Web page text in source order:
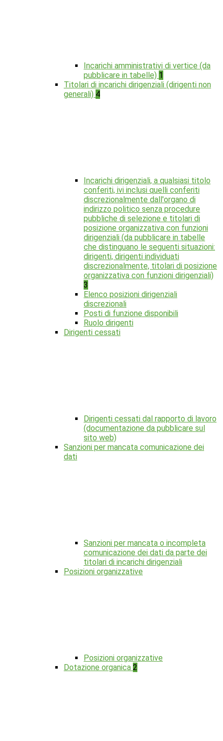
Incarichi amministrativi di vertice (da
pubblicare in tabelle) 1
Titolari di incarichi dirigenziali (dirigenti non
generali) 4
Incarichi dirigenziali, a qualsiasi titolo
conferiti, ivi inclusi quelli conferiti
discrezionalmente dall'organo di
indirizzo politico senza procedure
pubbliche di selezione e titolari di
posizione organizzativa con funzioni
dirigenziali (da pubblicare in tabelle
che distinguano le seguenti situazioni:
dirigenti, dirigenti individuati
discrezionalmente, titolari di posizione
organizzativa con funzioni dirigenziali)
3
Elenco posizioni dirigenziali
discrezionali
Posti di funzione disponibili
Ruolo dirigenti
Dirigenti cessati
Dirigenti cessati dal rapporto di lavoro
(documentazione da pubblicare sul
sito web)
Sanzioni per mancata comunicazione dei
dati
Sanzioni per mancata o incompleta
comunicazione dei dati da parte dei
titolari di incarichi dirigenziali
Posizioni organizzative
Posizioni organizzative
Dotazione organica 2